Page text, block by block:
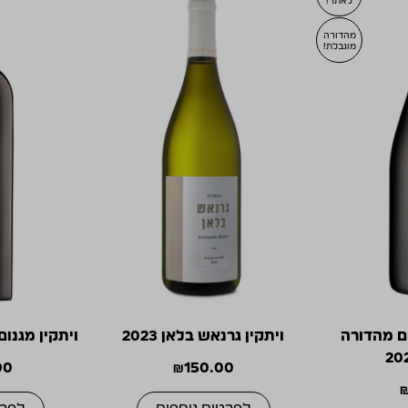
מהדורה
מוגבלת!
מהדורה ויתקין גרנאש בלאן 2023
₪150.00
ויתקין